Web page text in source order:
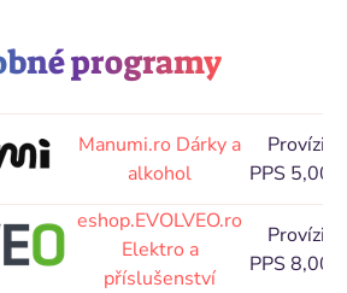
programy
Manumi.ro Dárky a
alkohol
Provízia
PPS 5,00
eshop.EVOLVEO.ro
Elektro a
příslušenství
Provízia
PPS 8,00